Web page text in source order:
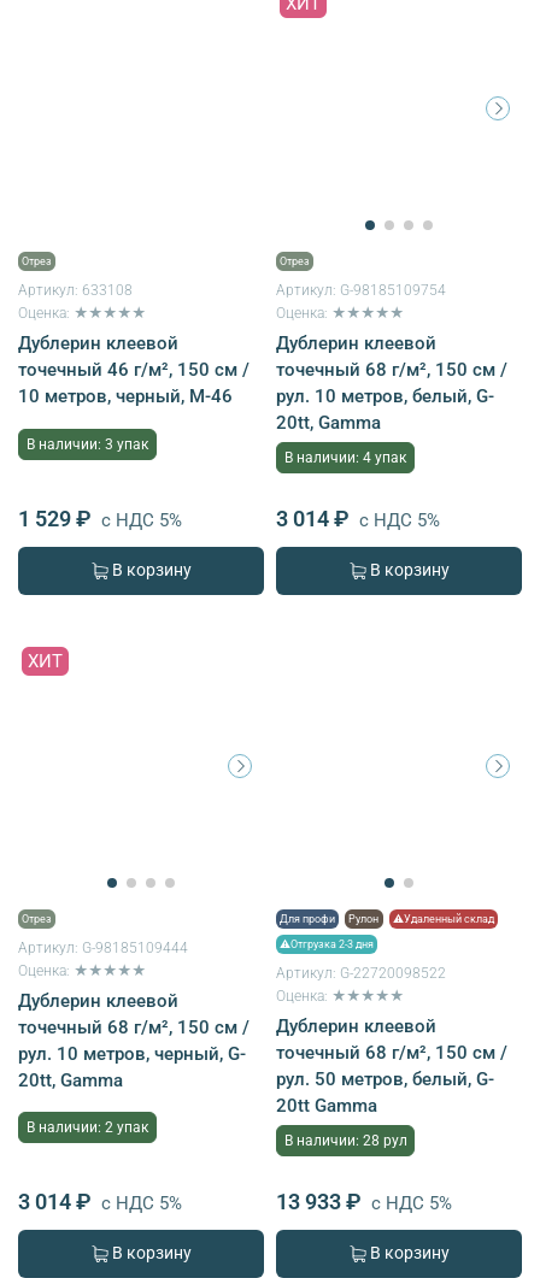
Отрез
Артикул: 633108
Оценка: ★★★★★
Дублерин клеевой
точечный 46 г/м², 150 см /
10 метров, черный, M-46
В наличии: 3 упак
1 529 ₽ с НДС 5%
В корзину
Отрез
Артикул: G-98185109754
Оценка: ★★★★★
Дублерин клеевой
точечный 68 г/м², 150 см /
рул. 10 метров, белый, G-
20tt, Gamma
В наличии: 4 упак
3 014 ₽ с НДС 5%
В корзину
ХИТ
Отрез
Артикул: G-98185109444
Оценка: ★★★★★
Дублерин клеевой
точечный 68 г/м², 150 см /
рул. 10 метров, черный, G-
20tt, Gamma
В наличии: 2 упак
3 014 ₽ с НДС 5%
В корзину
Для профи Рулон ⚠Удаленный склад
⚠Отгрузка 2-3 дня
Артикул: G-22720098522
Оценка: ★★★★★
Дублерин клеевой
точечный 68 г/м², 150 см /
рул. 50 метров, белый, G-
20tt Gamma
В наличии: 28 рул
13 933 ₽ с НДС 5%
В корзину